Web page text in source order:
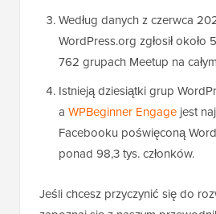
Według danych z czerwca
WordPress.org zgłosił około
762 grupach Meetup na
Istnieją dziesiątki grup
a WPBeginner Engage jest
Facebooku poświęconą
ponad 98,3 tys. członków.
Jeśli chcesz przyczynić się do